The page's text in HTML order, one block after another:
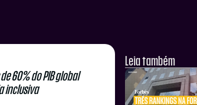
60% do PIB global
inclusiva
Leia também